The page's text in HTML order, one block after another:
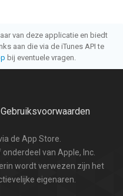
van deze applicatie en biedt
aan die via de iTunes API te
bij eventuele vragen.
de App Store.
van Apple, Inc.
wordt verwezen zijn het
eigenaren.